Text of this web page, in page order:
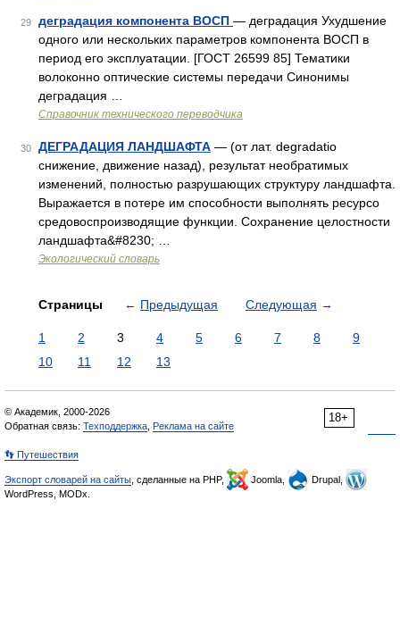
29 деградация компонента ВОСП — деградация Ухудшение
одного или нескольких параметров компонента ВОСП в
период его эксплуатации. [ГОСТ 26599 85] Тематики
волоконно оптические системы передачи Синонимы
деградация …
Справочник технического переводчика
30 ДЕГРАДАЦИЯ ЛАНДШАФТА — (от лат. degradatio
снижение, движение назад), результат необратимых
изменений, полностью разрушающих структуру ландшафта.
Выражается в потере им способности выполнять ресурсо
средовоспроизводящие функции. Сохранение целостности
ландшафта&#8230; …
Экологический словарь
Страницы ← Предыдущая Следующая →
1 2 3 4 5 6 7 8
9
10
11 12 13
18+
© Академик, 2000-2026
Обратная связь: Техподдержка Реклама на сайте
👣 Путешествия
Экспорт словарей на сайты , сделанные на PHP, Joomla,
Drupal,
WordPress, MODx.